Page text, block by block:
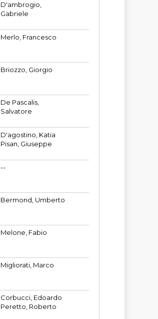
D'ambrogio,
Gabriele
Merlo, Francesco
Briozzo, Giorgio
De Pascalis,
Salvatore
D'agostino, Katia
Pisan, Giuseppe
--
Bermond, Umberto
Melone, Fabio
Migliorati, Marco
Corbucci, Edoardo
Peretto, Roberto